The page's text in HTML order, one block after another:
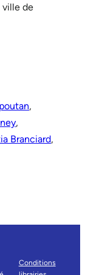
ville de
,
,
Branciard,
Conditions